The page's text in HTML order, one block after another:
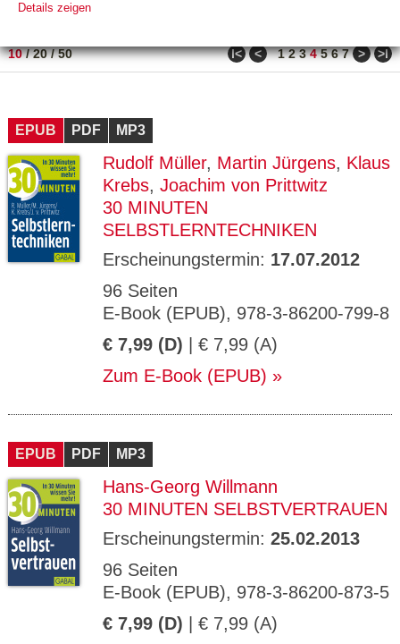
PREIS
10/20/50 ǀ< < 1 2 3 4 5 6 7 > >ǀ
EPUB PDF MP3
Rudolf Müller, Martin Jürgens, Klaus
Krebs, Joachim von Prittwitz
30 MINUTEN
SELBSTLERNTECHNIKEN
Erscheinungstermin: 17.07.2012
96 Seiten
E-Book (EPUB), 978-3-86200-799-8
€ 7,99 (D) | € 7,99 (A)
Zum E-Book (EPUB)
EPUB PDF MP3
Hans-Georg Willmann
30 MINUTEN SELBSTVERTRAUEN
Erscheinungstermin: 25.02.2013
96 Seiten
E-Book (EPUB), 978-3-86200-873-5
€ 7,99 (D) | € 7,99 (A)
Details zeigen
Name Zweck
Ty
ESSION
_ID
verlag.
de
Session verwendet
GV_CO
OKIES
gabal-
Speichert den Zustimmungsstatus des
Benutzers für Cookies auf der aktuellen
Domäne.
90
T